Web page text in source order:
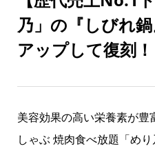
乃」の『しびれ
アップして復刻！
美容効果の高い栄養素が豊
しゃぶ 焼肉食べ放題「め